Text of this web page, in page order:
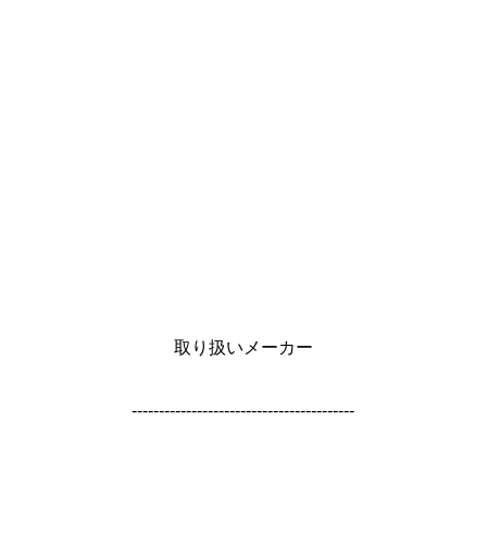
取り扱いメーカー
-----------------------------------------